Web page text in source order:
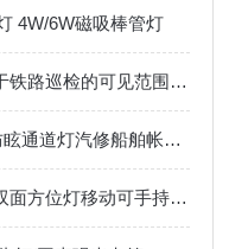
4W/6W磁吸棒管灯
铁路巡检强光手电筒的焦距对于铁路巡检的可见范围有何影响？
FW6325手持手提灯检修行灯防眩通道灯汽修船舶帐篷24V36V
高聚光户外铁路防护信号警示双面方位灯移动可手持伸缩底部磁吸